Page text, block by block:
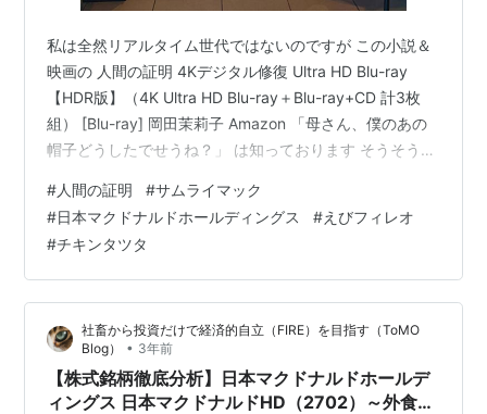
私は全然リアルタイム世代ではないのですが この小説＆
映画の 人間の証明 4Kデジタル修復 Ultra HD Blu-ray
【HDR版】（4K Ultra HD Blu-ray＋Blu-ray+CD 計3枚
組） [Blu-ray] 岡田茉莉子 Amazon 「母さん、僕のあの
帽子どうしたでせうね？」 は知っております そうそう！
ね？」 ↓ iroirocolorful.hatenablog.com 福袋に入ってい
たクーポンをすっかり忘れておりました 気がつけばもう
５月も半ば 日本ではマクドナルドに殆ど行かない私が ほ
ぼ半年ぶりに（福袋を購入した店…
#人間の証明 #サムライマック
#日本マクドナルドホールディングス #えびフィレオ
#チキンタツタ
社畜から投資だけで経済的自立（FIRE）を目指す（ToMO
Blog）
• 3年前
【株式銘柄徹底分析】日本マクドナルドホールデ
ィングス 日本マクドナルドHD（2702）～外食国